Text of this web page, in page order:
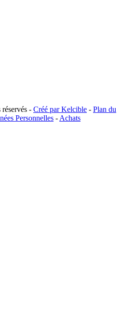
- Créé par Kelcible - Plan du
Personnelles - Achats